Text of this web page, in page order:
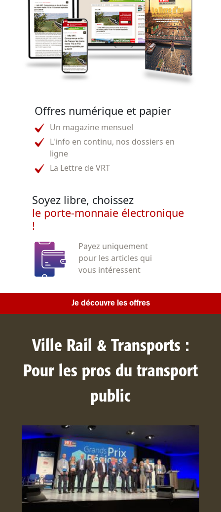
Offres numérique et papier
Un magazine mensuel
L'info en continu, nos dossiers en
ligne
La Lettre de VRT
Soyez libre, choissez
le porte-monnaie électronique
!
Payez uniquement
pour les articles qui
vous intéressent
Je découvre les offres
Ville Rail & Transports :
Pour les pros du transport
public